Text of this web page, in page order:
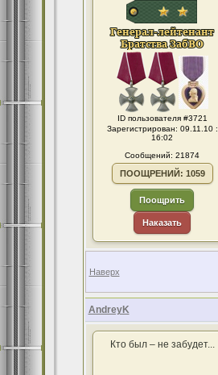
ID пользователя #3721
Зарегистрирован: 09.11.10 :
16:02
Сообщений: 21874
ПООЩРЕНИЙ: 1059
Поощрить
Наказать
Наверх
AndreyK
Кто был – не забудет...